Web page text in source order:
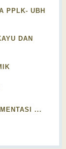
PPLK- UBH
DAN
...